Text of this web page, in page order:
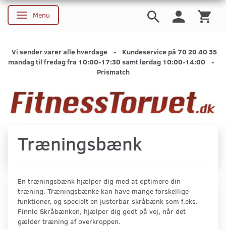
Skifte navigation
Menu
Vi sender varer alle hverdage - Kundeservice på 70 20 40 35
mandag til fredag fra 10:00-17:30 samt lørdag 10:00-14:00 -
Prismatch
Træningsbænk
En træningsbænk hjælper dig med at optimere din
træning. Træningsbænke kan have mange forskellige
funktioner, og specielt en justerbar skråbænk som f.eks.
Finnlo Skråbænken, hjælper dig godt på vej, når det
gælder træning af overkroppen.